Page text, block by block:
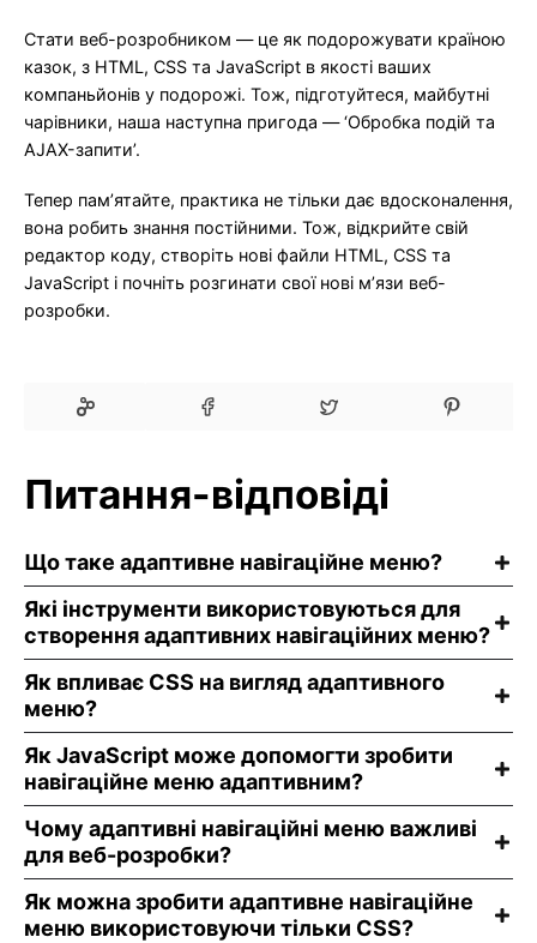
Стати веб-розробником — це як подорожувати країною
казок, з HTML, CSS та JavaScript в якості ваших
компаньйонів у подорожі. Тож, підготуйтеся, майбутні
чарівники, наша наступна пригода — ‘Обробка подій та
AJAX-запити’.
Тепер пам’ятайте, практика не тільки дає вдосконалення,
вона робить знання постійними. Тож, відкрийте свій
редактор коду, створіть нові файли HTML, CSS та
JavaScript і почніть розгинати свої нові м’язи веб-
розробки.
Питання-відповіді
Що таке адаптивне навігаційне меню?
Які інструменти використовуються для
створення адаптивних навігаційних меню?
Як впливає CSS на вигляд адаптивного
меню?
Як JavaScript може допомогти зробити
навігаційне меню адаптивним?
Чому адаптивні навігаційні меню важливі
для веб-розробки?
Як можна зробити адаптивне навігаційне
меню використовуючи тільки CSS?